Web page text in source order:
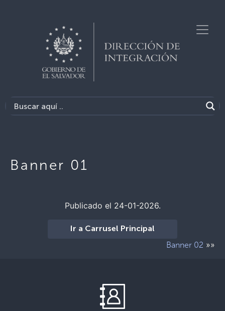
Banner 01
Publicado el 24-01-2026.
Ir a Carrusel Principal
Banner 02 »»